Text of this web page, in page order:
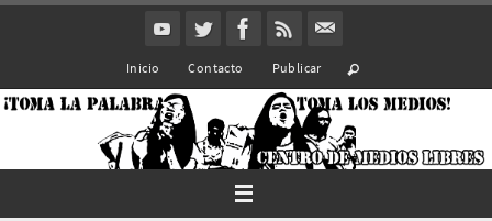
Inicio Contacto Publicar